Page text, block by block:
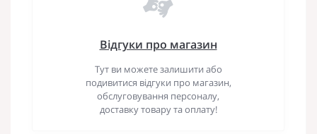
Відгуки про магазин
Тут ви можете залишити або
подивитися відгуки про магазин,
обслуговування персоналу,
доставку товару та оплату!